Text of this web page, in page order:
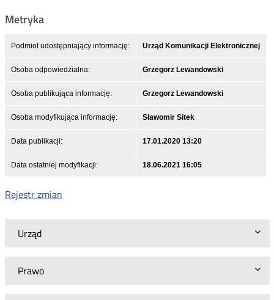
Urząd
Prawo
Metryka
Podmiot udostępniający informację: Urząd Komunikacji Elektronicznej
Osoba odpowiedzialna: Grzegorz Lewandowski
Osoba publikująca informację: Grzegorz Lewandowski
Osoba modyfikująca informację: Sławomir Sitek
Data publikacji: 17.01.2020 13:20
Data ostatniej modyfikacji: 18.06.2021 16:05
Rejestr zmian